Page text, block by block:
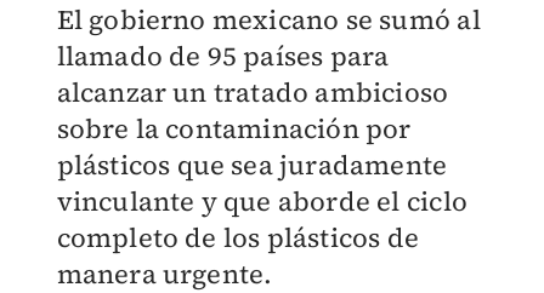
El gobierno mexicano se sumó al
llamado de 95 países para
alcanzar un tratado ambicioso
sobre la contaminación por
plásticos que sea juradamente
vinculante y que aborde el ciclo
completo de los plásticos de
manera urgente.